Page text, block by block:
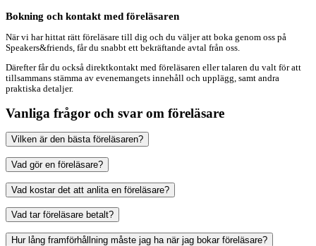
Bokning och kontakt med föreläsaren
När vi har hittat rätt föreläsare till dig och du väljer att boka genom oss på
Speakers&friends, får du snabbt ett bekräftande avtal från oss.
Därefter får du också direktkontakt med föreläsaren eller talaren du valt för att
tillsammans stämma av evenemangets innehåll och upplägg, samt andra
praktiska detaljer.
Vanliga frågor och svar om föreläsare
Vilken är den bästa föreläsaren?
Vad gör en föreläsare?
Vad kostar det att anlita en föreläsare?
Vad tar föreläsare betalt?
Hur lång framförhållning måste jag ha när jag bokar föreläsare?